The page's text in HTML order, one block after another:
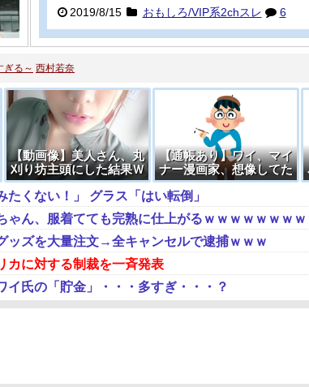
2019/8/15 おもしろ/VIP系2chスレ 6
ぎる～ 西村若奈
【動画像】美人さん、丸
刈り坊主頭にした結果Ｗ
ＷＷＷＷＷＷＷ
【通帳あり】ワイ、マイ
ナー漫画家、想像してた
より儲かって草
たくない！」 グラス「はい転倒」
ゃん、服着てても完熟に仕上がるｗｗｗｗｗｗｗ
ッズを大量注文→全キャンセルで逮捕ｗｗｗ
カに対する制裁を一斉発表
イ氏の「貯金」・・・多すぎ・・・？